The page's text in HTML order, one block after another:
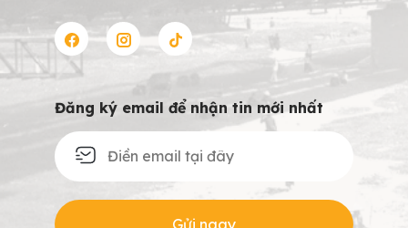
Đăng ký email để nhận tin mới nhất
Gửi ngay